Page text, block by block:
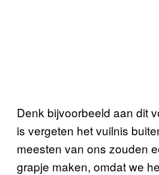
Denk bijvoorbeeld aan dit
is vergeten het vuilnis
meesten van ons zouden
grapje maken, omdat we